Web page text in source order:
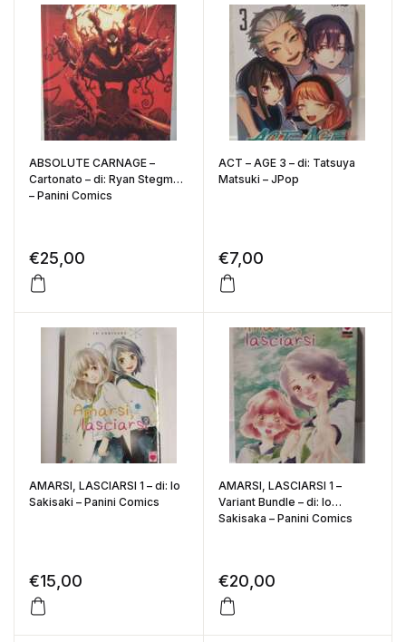
ABSOLUTE CARNAGE –
Cartonato – di: Ryan Stegman
– Panini Comics
€25,00
ACT – AGE 3 – di: Tatsuya
Matsuki – JPop
€7,00
AMARSI, LASCIARSI 1 – di: Io
Sakisaki – Panini Comics
€15,00
AMARSI, LASCIARSI 1 –
Variant Bundle – di: Io
Sakisaka – Panini Comics
€20,00